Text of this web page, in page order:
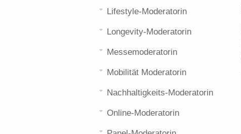
Lifestyle-Moderatorin
Longevity-Moderatorin
Messemoderatorin
Mobilität Moderatorin
Nachhaltigkeits-Moderatorin
Online-Moderatorin